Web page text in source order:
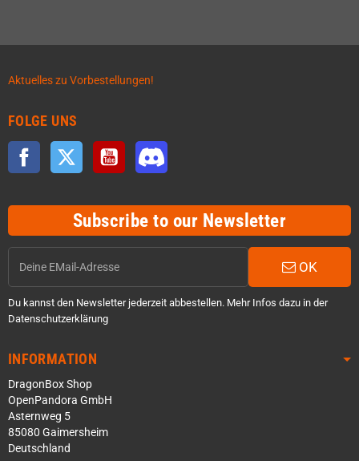
Aktuelles zu Vorbestellungen!
FOLGE UNS
Facebook Twitter YouTube
Subscribe to our Newsletter
OK
Du kannst den Newsletter jederzeit abbestellen. Mehr Infos dazu in der
Datenschutzerklärung
INFORMATION
DragonBox Shop
OpenPandora GmbH
Asternweg 5
85080 Gaimersheim
Deutschland